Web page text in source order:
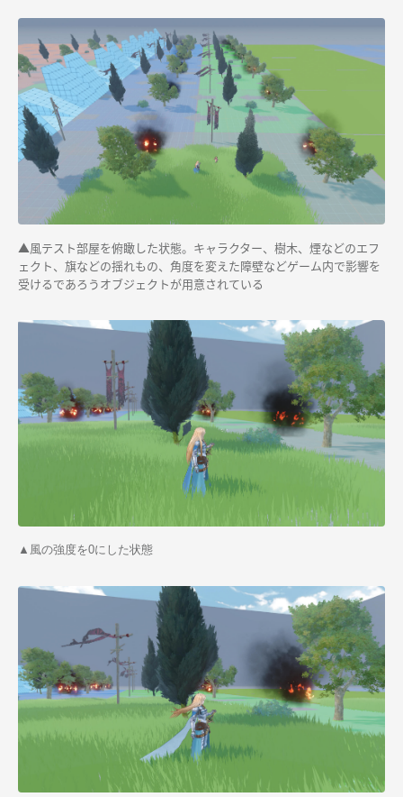
▲風テスト部屋を俯瞰した状態。キャラクター、樹木、煙などのエフ
ェクト、旗などの揺れもの、角度を変えた障壁などゲーム内で影響を
受けるであろうオブジェクトが用意されている
▲風の強度を0にした状態